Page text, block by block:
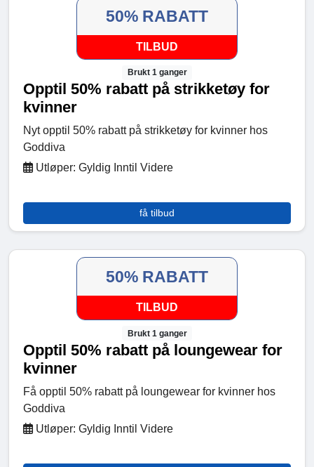
50% RABATT
TILBUD
Brukt 1 ganger
Opptil 50% rabatt på strikketøy for
kvinner
Nyt opptil 50% rabatt på strikketøy for kvinner hos
Goddiva
Utløper: Gyldig Inntil Videre
få tilbud
50% RABATT
TILBUD
Brukt 1 ganger
Opptil 50% rabatt på loungewear for
kvinner
Få opptil 50% rabatt på loungewear for kvinner hos
Goddiva
Utløper: Gyldig Inntil Videre